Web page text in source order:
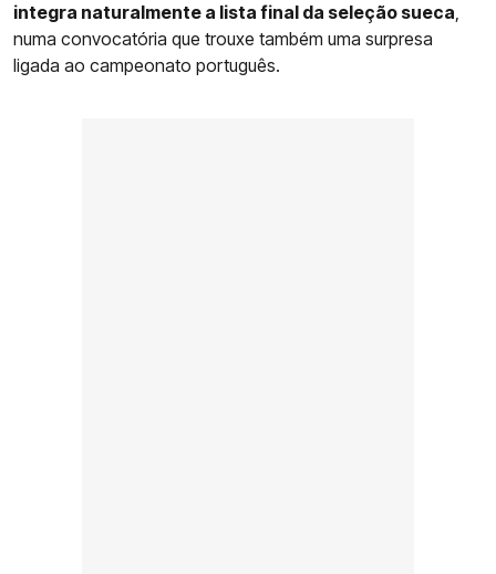
integra naturalmente a lista final da seleção sueca,
numa convocatória que trouxe também uma surpresa
ligada ao campeonato português.